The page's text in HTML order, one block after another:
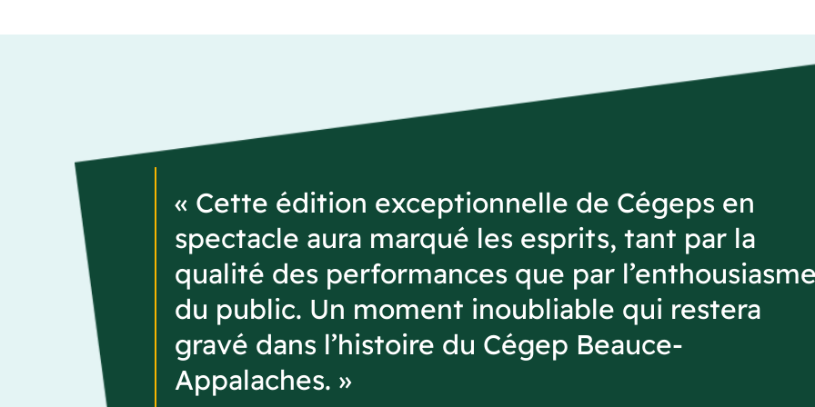
« Cette édition exceptionnelle de Cégeps en
spectacle aura marqué les esprits, tant par la
qualité des performances que par
du public. Un moment inoubliable qui restera
gravé dans l’histoire du Cégep Beauce-
Appalaches. »